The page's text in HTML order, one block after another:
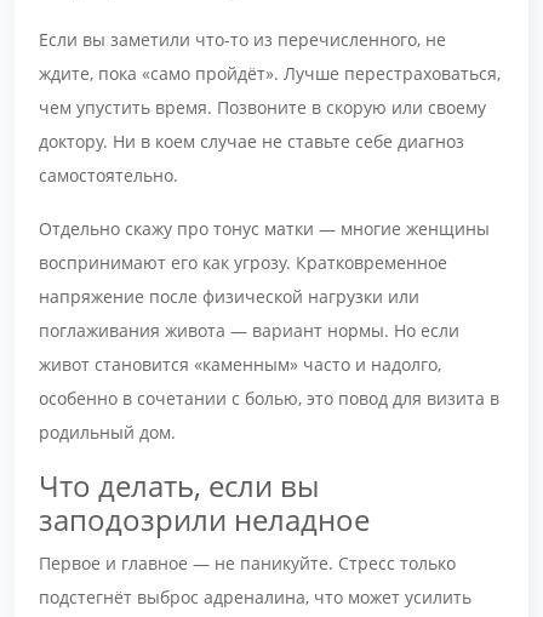
Если вы заметили что-то из перечисленного, не
ждите, пока «само пройдёт». Лучше перестраховаться,
чем упустить время. Позвоните в скорую или своему
доктору. Ни в коем случае не ставьте себе диагноз
самостоятельно.
Отдельно скажу про тонус матки — многие женщины
воспринимают его как угрозу. Кратковременное
напряжение после физической нагрузки или
поглаживания живота — вариант нормы. Но если
живот становится «каменным» часто и надолго,
особенно в сочетании с болью, это повод для визита в
родильный дом.
Что делать, если вы
заподозрили неладное
Первое и главное — не паникуйте. Стресс только
подстегнёт выброс адреналина, что может усилить